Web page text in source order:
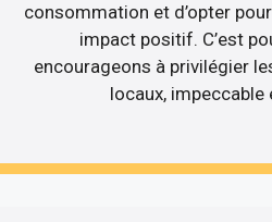
consommation et d’opter
impact positif. C’est
encourageons à privilégier
locaux, impeccable